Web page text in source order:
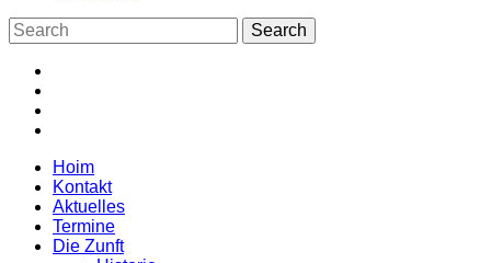
Hoim
Kontakt
Aktuelles
Termine
Die Zunft